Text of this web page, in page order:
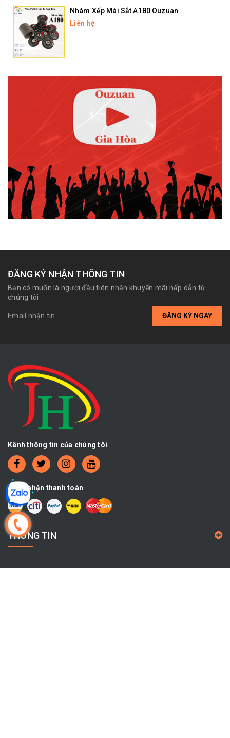
Nhám Xếp Mài Sắt A180 Ouzuan
Liên hệ
ĐĂNG KÝ NHẬN THÔNG TIN
Bạn có muốn là người đầu tiên nhận khuyến mãi hấp dẫn từ
chúng tôi
ĐĂNG KÝ NGAY
Kênh thông tin của chúng tôi
Chấp nhận thanh toán
THÔNG TIN